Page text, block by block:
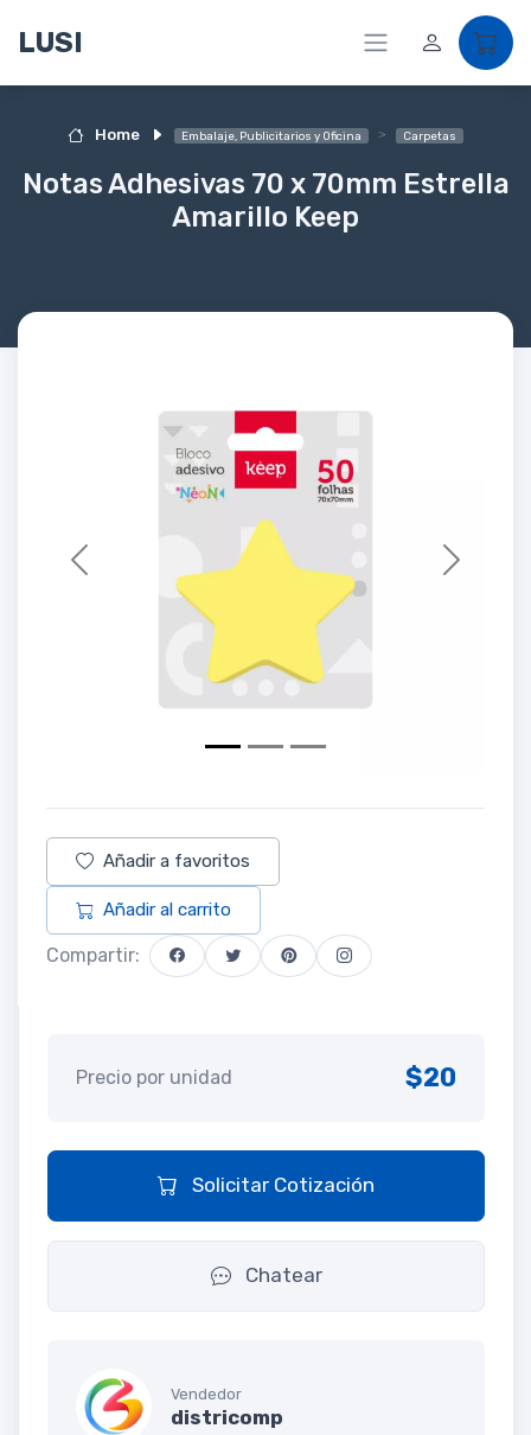
LUSI
Home Embalaje, Publicitarios y Oficina Carpetas
Notas Adhesivas 70 x 70mm Estrella
Amarillo Keep
Previous Next
Añadir a favoritos
Añadir al carrito
Compartir:
Precio por unidad $20
Solicitar Cotización
Chatear
Vendedor
districomp